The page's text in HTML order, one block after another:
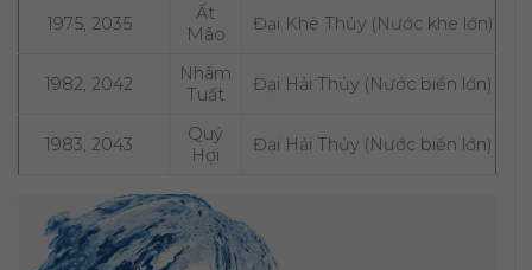
1975, 2035
Ất
Mão
Đại Khê Thủy (Nước khe lớn)
1982, 2042
Nhâm
Tuất
Đại Hải Thủy (Nước biển lớn)
1983, 2043
Quý
Hợi
Đại Hải Thủy (Nước biển lớn)